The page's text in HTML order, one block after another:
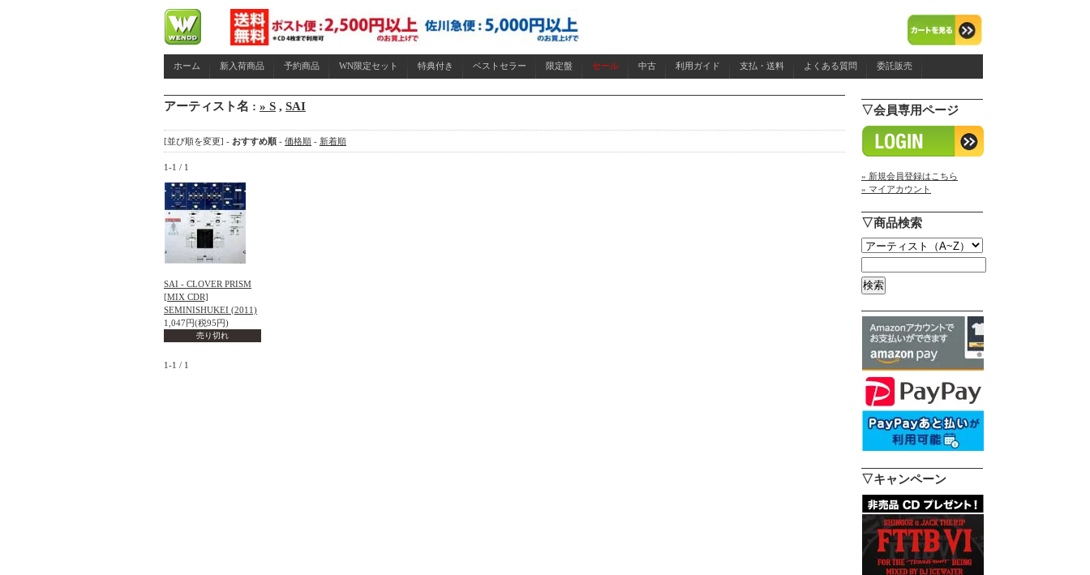
ホーム 新入荷商品 予約商品 WN限定セット 特典付き ベストセラー 限定盤 セール 中古 利用ガイド 支払・送料 よくある質問 委託販売
アーティスト名 : » S , SAI
[並び順を変更] - おすすめ順 - 価格順 - 新着順
1-1 / 1
SAI - CLOVER PRISM
[MIX CDR]
SEMINISHUKEI (2011)
1,047円(税95円)
売り切れ
1-1 / 1
▽会員専用ページ
» 新規会員登録はこちら
» マイアカウント
▽商品検索
▽キャンペーン